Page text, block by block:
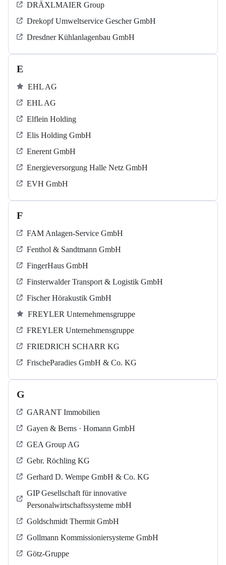
DRÄXLMAIER Group
Drekopf Umweltservice Gescher GmbH
Dresdner Kühlanlagenbau GmbH
E
EHL AG
EHL AG
Elflein Holding
Elis Holding GmbH
Enerent GmbH
Energieversorgung Halle Netz GmbH
EVH GmbH
F
FAM Anlagen-Service GmbH
Fenthol & Sandtmann GmbH
FingerHaus GmbH
Finsterwalder Transport & Logistik GmbH
Fischer Hörakustik GmbH
FREYLER Unternehmensgruppe
FREYLER Unternehmensgruppe
FRIEDRICH SCHARR KG
FrischeParadies GmbH & Co. KG
G
GARANT Immobilien
Gayen & Berns · Homann GmbH
GEA Group AG
Gebr. Röchling KG
Gerhard D. Wempe GmbH & Co. KG
GIP Gesellschaft für innovative
Personalwirtschaftssysteme mbH
Goldschmidt Thermit GmbH
Gollmann Kommissioniersysteme GmbH
Götz-Gruppe